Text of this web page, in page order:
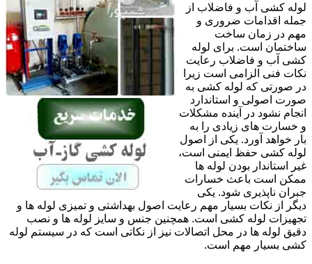
لوله کشی آب و فاضلاب از
جمله اقدامات ضروری و
مهم در زمان ساخت
ساختمان است. برای لوله
کشی آب و فاضلاب رعایت
نکات فنی الزامی است زیرا
در صورتی که لوله کشی به
صورت اصولی و استاندارد
انجام نشود در آینده مشکلات
و خسارت های زیادی را به
بار خواهد آورد. یکی از اصول
لوله کشی حفظ ایمنی است،
غیر استاندار بودن لوله ها
ممکن است باعث خسارات
جبران ناپذیری شود. یکی
دیگر از نکات بسیار مهم رعایت اصول بهداشتی و تمیزی لوله ها و
تجهیزات لوله کشی است. همچنین جنس و سایز لوله ها و نصب
دقیق لوله ها در محل اتصالات نیز از نکاتی است که در سیستم لوله
کشی بسیار مهم است.